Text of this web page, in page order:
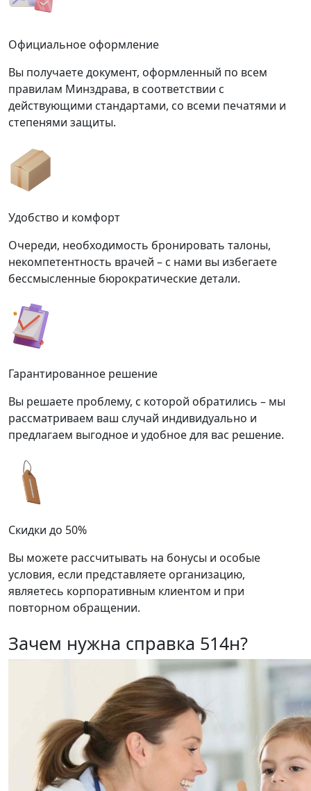
Официальное оформление
Вы получаете документ, оформленный по всем
правилам Минздрава, в соответствии с
действующими стандартами, со всеми печатями и
степенями защиты.
Удобство и комфорт
Очереди, необходимость бронировать талоны,
некомпетентность врачей – с нами вы избегаете
бессмысленные бюрократические детали.
Гарантированное решение
Вы решаете проблему, с которой обратились – мы
рассматриваем ваш случай индивидуально и
предлагаем выгодное и удобное для вас решение.
Скидки до 50%
Вы можете рассчитывать на бонусы и особые
условия, если представляете организацию,
являетесь корпоративным клиентом и при
повторном обращении.
Зачем нужна справка 514н?